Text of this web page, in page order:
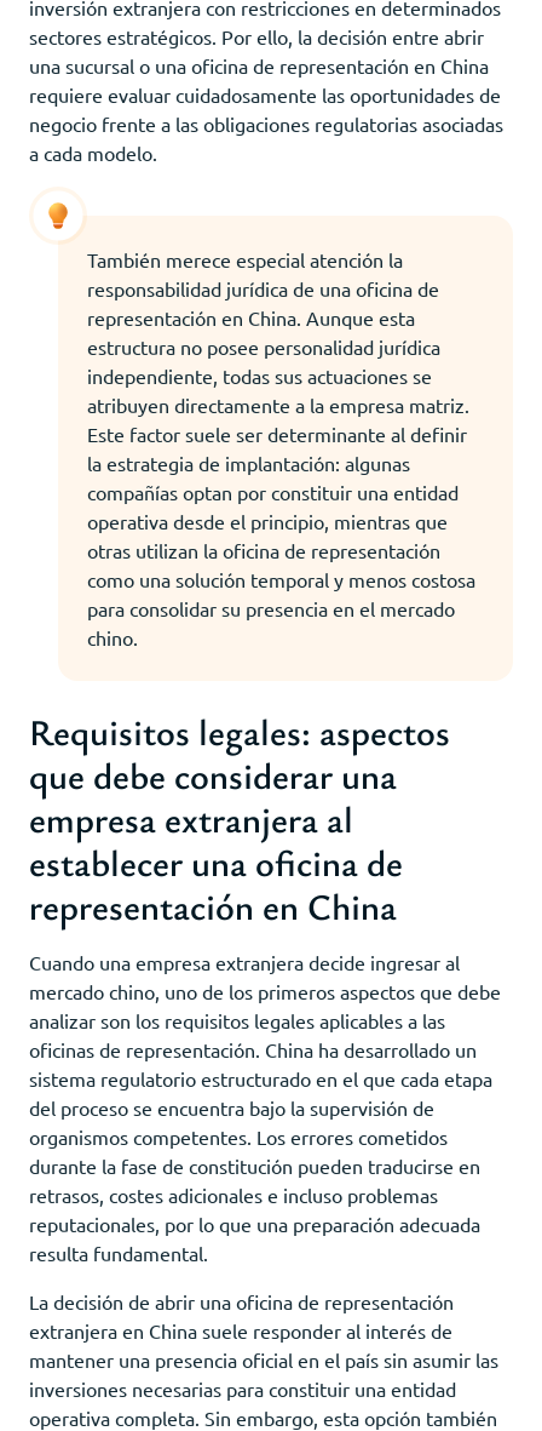
inversión extranjera con restricciones en determinados
sectores estratégicos. Por ello, la decisión entre abrir
una sucursal o una oficina de representación en China
requiere evaluar cuidadosamente las oportunidades de
negocio frente a las obligaciones regulatorias asociadas
a cada modelo.
También merece especial atención la
responsabilidad jurídica de una oficina de
representación en China. Aunque esta
estructura no posee personalidad jurídica
independiente, todas sus actuaciones se
atribuyen directamente a la empresa matriz.
Este factor suele ser determinante al definir
la estrategia de implantación: algunas
compañías optan por constituir una entidad
operativa desde el principio, mientras que
otras utilizan la oficina de representación
como una solución temporal y menos costosa
para consolidar su presencia en el mercado
chino.
Requisitos legales: aspectos
que debe considerar una
empresa extranjera al
establecer una oficina de
representación en China
Cuando una empresa extranjera decide ingresar al
mercado chino, uno de los primeros aspectos que debe
analizar son los requisitos legales aplicables a las
oficinas de representación. China ha desarrollado un
sistema regulatorio estructurado en el que cada etapa
del proceso se encuentra bajo la supervisión de
organismos competentes. Los errores cometidos
durante la fase de constitución pueden traducirse en
retrasos, costes adicionales e incluso problemas
reputacionales, por lo que una preparación adecuada
resulta fundamental.
La decisión de abrir una oficina de representación
extranjera en China suele responder al interés de
mantener una presencia oficial en el país sin asumir las
inversiones necesarias para constituir una entidad
operativa completa. Sin embargo, esta opción también